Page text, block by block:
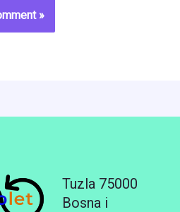
Tuzla 75000
Bosna i